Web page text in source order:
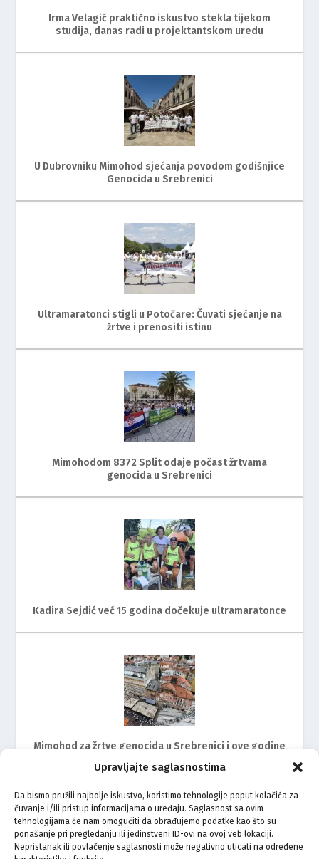
Upravljajte saglasnostima
Da bismo pružili najbolje iskustvo, koristimo tehnologije poput kolačića za
čuvanje i/ili pristup informacijama o uređaju. Saglasnost sa ovim
tehnologijama će nam omogućiti da obrađujemo podatke kao što su
ponašanje pri pregledanju ili jedinstveni ID-ovi na ovoj veb lokaciji.
Nepristanak ili povlačenje saglasnosti može negativno uticati na određene
Irma Velagić praktično iskustvo stekla tijekom
studija, danas radi u projektantskom uredu
U Dubrovniku Mimohod sjećanja povodom godišnjice
Genocida u Srebrenici
Ultramaratonci stigli u Potočare: Čuvati sjećanje na
žrtve i prenositi istinu
Mimohodom 8372 Split odaje počast žrtvama
genocida u Srebrenici
Kadira Sejdić već 15 godina dočekuje ultramaratonce
Mimohod za žrtve genocida u Srebrenici i ove godine